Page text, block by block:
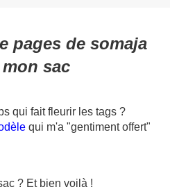
pages de somaja
sac
qui fait fleurir les tags ?
qui m'a "gentiment offert"
? Et bien voilà !